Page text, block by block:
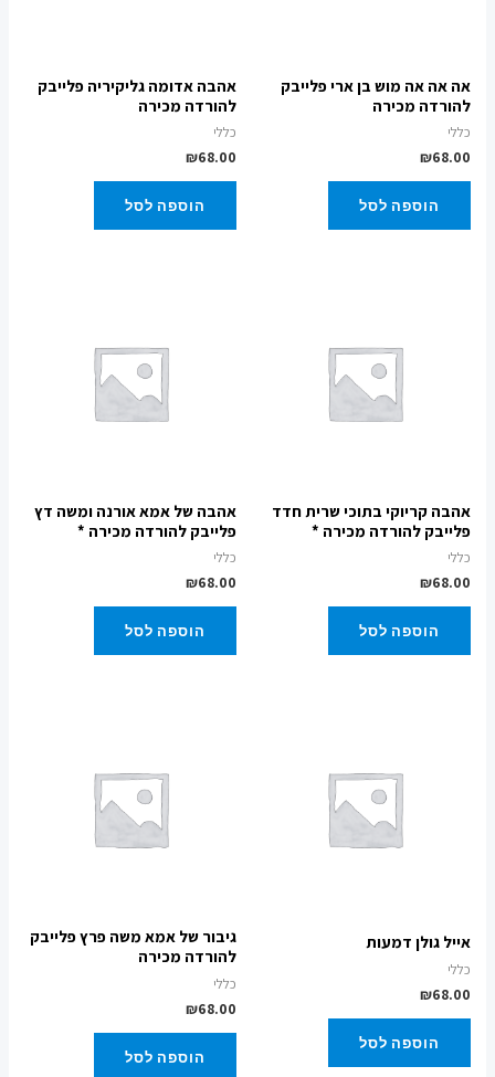
אה אה אה מוש בן ארי פלייבק
להורדה מכירה
כללי
₪68.00
הוספה לסל
אהבה אדומה גליקיריה פלייבק
להורדה מכירה
כללי
₪68.00
הוספה לסל
אהבה קריוקי בתוכי שרית חדד
פלייבק להורדה מכירה *
כללי
₪68.00
הוספה לסל
אהבה של אמא אורנה ומשה דץ
פלייבק להורדה מכירה *
כללי
₪68.00
הוספה לסל
אייל גולן דמעות
כללי
₪68.00
הוספה לסל
גיבור של אמא משה פרץ פלייבק
להורדה מכירה
כללי
₪68.00
הוספה לסל